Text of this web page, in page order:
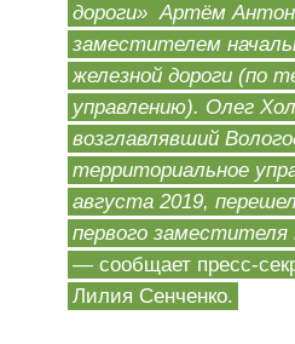
дороги» Артём
заместителем
железной дороги (по
управлению). Олег
возглавлявший
территориальное
августа 2019,
первого
— сообщает пресс-
Лилия Сенченко.